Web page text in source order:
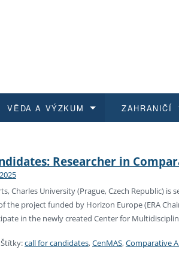
dokumenty
pro zaměstnance
a jak se přihlásit
programy
průběhu přijímaček
magisterské studium
VĚDA A VÝZKUM
na FF UK
kvalifikace
ZAHRANIČÍ
a výběrová řízení
Researcher in
Charles University (Prague, Czech Republic)
the project funded by Horizon Europe (ERA
in the newly created Center for
Štítky:call for candidates,CenMAS,Comparative